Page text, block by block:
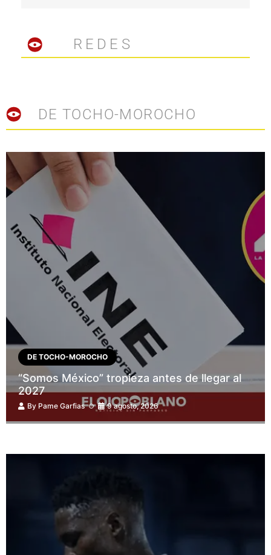
REDES
DE TOCHO-MOROCHO
DE TOCHO-MOROCHO
“Somos México” tropieza antes de llegar al
2027
By Pame Garfias 9 agosto, 2026